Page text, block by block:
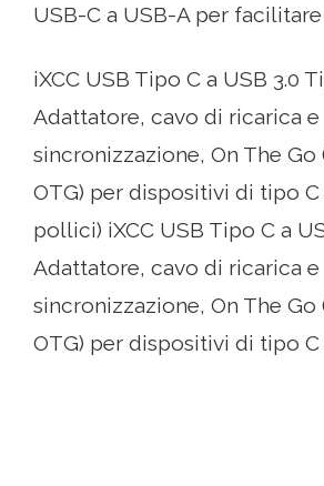
USB-C a USB-A per
iXCC USB Tipo C a USB 3.0
Adattatore, cavo di ricarica e
sincronizzazione, On The Go
OTG) per dispositivi di tipo
pollici) iXCC USB Tipo C a
Adattatore, cavo di ricarica e
sincronizzazione, On The Go
OTG) per dispositivi di tipo